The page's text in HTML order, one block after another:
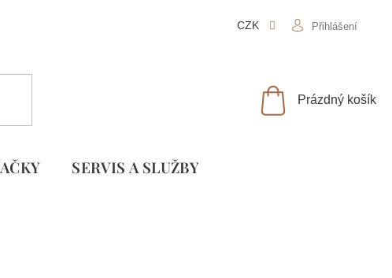
CZK Přihlášení
NÁKUPNÍ
Prázdný košík
SLUŽBY